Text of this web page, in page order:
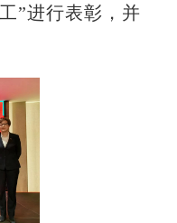
”进行表彰，并